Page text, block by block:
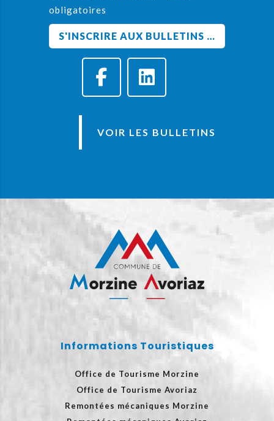
obligatoires
VOIR LES BULLETINS
Informations Touristiques
Office de Tourisme Morzine
Office de Tourisme Avoriaz
Remontées mécaniques Morzine